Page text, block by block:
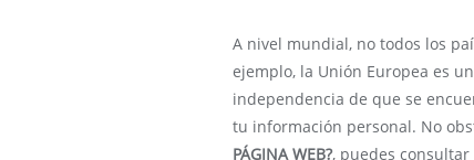
A nivel mundial, no todos los
ejemplo, la Unión Europea es
independencia de que se
tu información personal. No
PÁGINA WEB?, puedes